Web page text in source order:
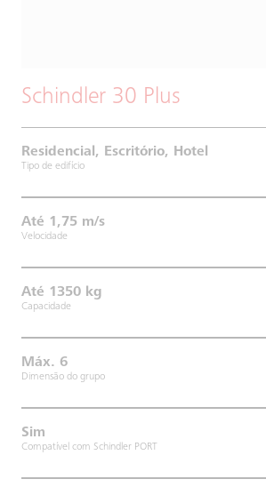
Schindler 30 Plus
Residencial, Escritório, Hotel
Tipo de edifício
Até 1,75 m/s
Velocidade
Até 1350 kg
Capacidade
Máx. 6
Dimensão do grupo
Sim
Compatível com Schindler PORT